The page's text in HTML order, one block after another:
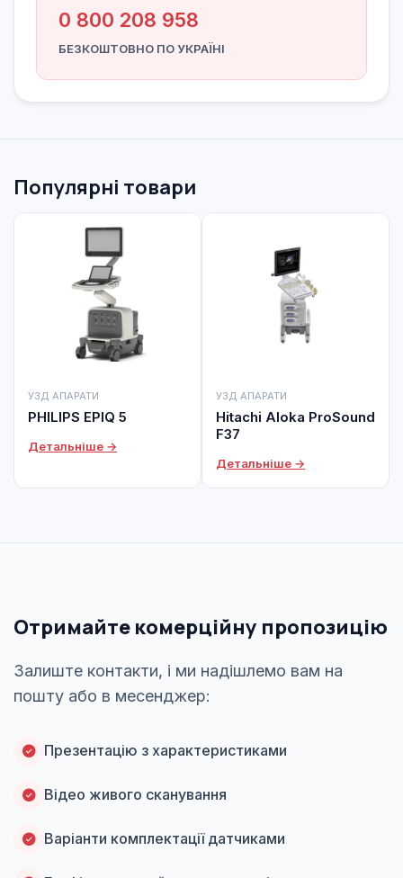
0 800 208 958
БЕЗКОШТОВНО ПО УКРАЇНІ
Популярні товари
УЗД АПАРАТИ
PHILIPS EPIQ 5
Детальніше →
УЗД АПАРАТИ
Hitachi Aloka ProSound
F37
Детальніше →
Отримайте комерційну пропозицію
Залиште контакти, і ми надішлемо вам на
пошту або в месенджер:
Презентацію з характеристиками
Відео живого сканування
Варіанти комплектації датчиками